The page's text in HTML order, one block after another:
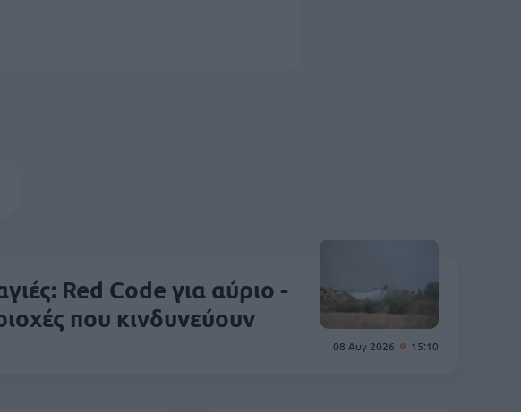
08 Αυγ 2026 15:10
Red Code για αύριο -
που κινδυνεύουν